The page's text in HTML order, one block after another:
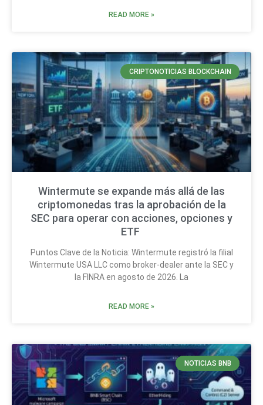
READ MORE »
CRIPTONOTICIAS BLOCKCHAIN
Wintermute se expande más allá de las
criptomonedas tras la aprobación de la
SEC para operar con acciones, opciones y
ETF
Puntos Clave de la Noticia: Wintermute registró la filial
Wintermute USA LLC como broker-dealer ante la SEC y
la FINRA en agosto de 2026. La
READ MORE »
NOTICIAS BNB